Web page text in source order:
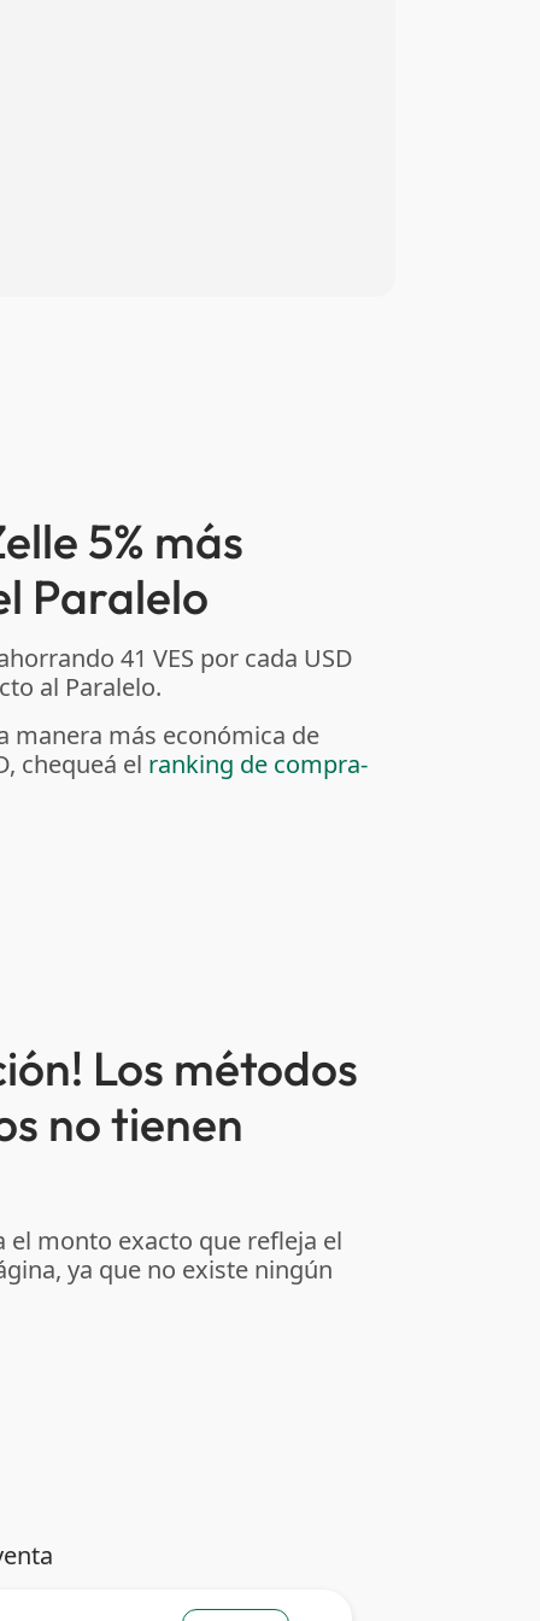
5% más
Paralelo
41 VES por cada USD
al Paralelo.
manera más económica de
chequeá el ranking de compra-
Los métodos
no tienen
el monto exacto que refleja el
ya que no existe ningún